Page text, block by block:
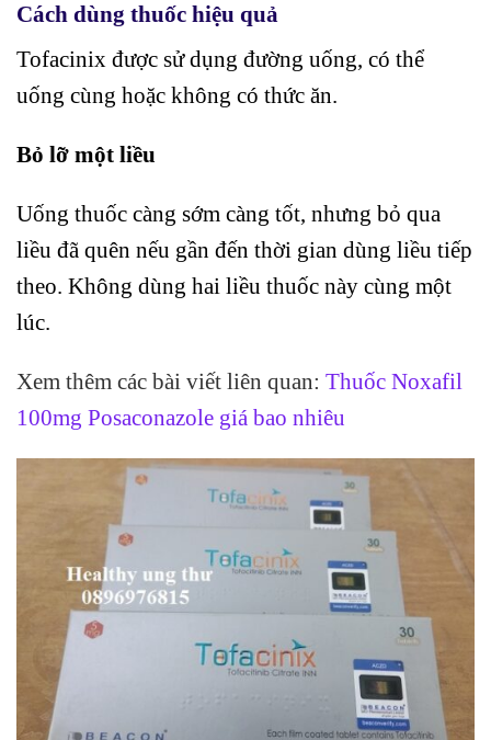
Cách dùng thuốc hiệu quả
Tofacinix được sử dụng đường uống, có thể
uống cùng hoặc không có thức ăn.
Bỏ lỡ một liều
Uống thuốc càng sớm càng tốt, nhưng bỏ qua
liều đã quên nếu gần đến thời gian dùng liều tiếp
theo. Không dùng hai liều thuốc này cùng một
lúc.
Xem thêm các bài viết liên quan: Thuốc Noxafil
100mg Posaconazole giá bao nhiêu